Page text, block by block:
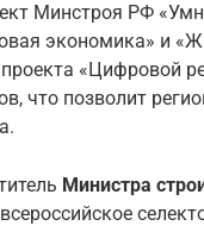
Минстроя РФ
экономика» и
«Цифровой
что позволит
Министра